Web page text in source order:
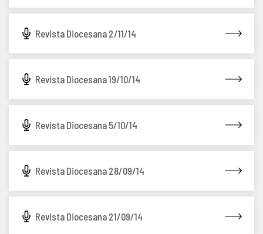
Revista Diocesana 2/11/14
Revista Diocesana 19/10/14
Revista Diocesana 5/10/14
Revista Diocesana 28/09/14
Revista Diocesana 21/09/14